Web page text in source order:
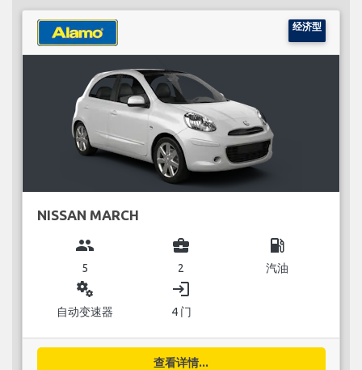
经济型
NISSAN MARCH
group
5
business_center
2
local_gas_station
汽油
miscellaneous_services
自动变速器
login
4 门
查看详情...